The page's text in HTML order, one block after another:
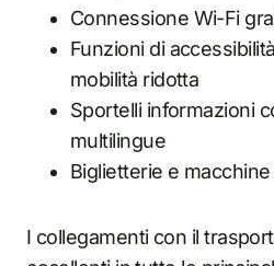
Connessione Wi-Fi
Funzioni di
mobilità ridotta
Sportelli informazioni
multilingue
Biglietterie e
I collegamenti con il